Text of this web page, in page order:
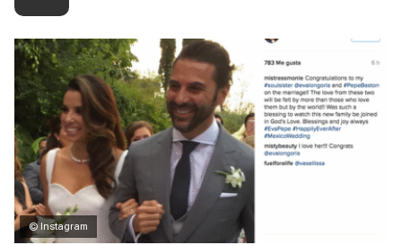
© Instagram